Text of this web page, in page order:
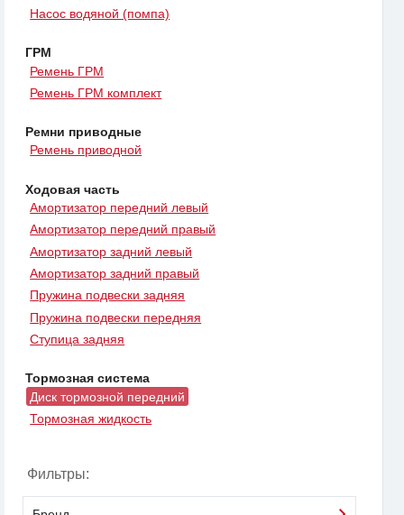
Насос водяной (помпа)
ГРМ
Ремень ГРМ
Ремень ГРМ комплект
Ремни приводные
Ремень приводной
Ходовая часть
Амортизатор передний левый
Амортизатор передний правый
Амортизатор задний левый
Амортизатор задний правый
Пружина подвески задняя
Пружина подвески передняя
Ступица задняя
Тормозная система
Диск тормозной передний
Тормозная жидкость
Фильтры: